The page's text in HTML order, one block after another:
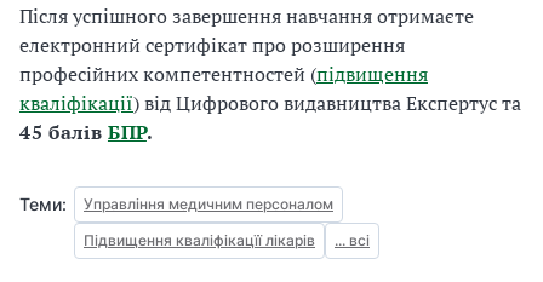
Після успішного завершення навчання отримаєте
електронний сертифікат про розширення
професійних компетентностей (підвищення
кваліфікації) від Цифрового видавництва Експертус та
45 балів БПР.
Теми:
Управління медичним персоналом
Підвищення кваліфікацїї лікарів
... всі